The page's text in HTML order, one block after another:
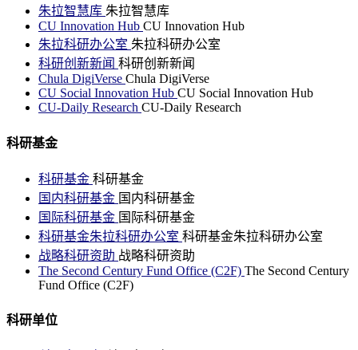
朱拉智慧库 朱拉智慧库
CU Innovation Hub CU Innovation Hub
朱拉科研办公室 朱拉科研办公室
科研创新新闻 科研创新新闻
Chula DigiVerse Chula DigiVerse
CU Social Innovation Hub CU Social Innovation Hub
CU-Daily Research CU-Daily Research
科研基金
科研基金 科研基金
国内科研基金 国内科研基金
国际科研基金 国际科研基金
科研基金朱拉科研办公室 科研基金朱拉科研办公室
战略科研资助 战略科研资助
The Second Century Fund Office (C2F) The Second Century
Fund Office (C2F)
科研单位